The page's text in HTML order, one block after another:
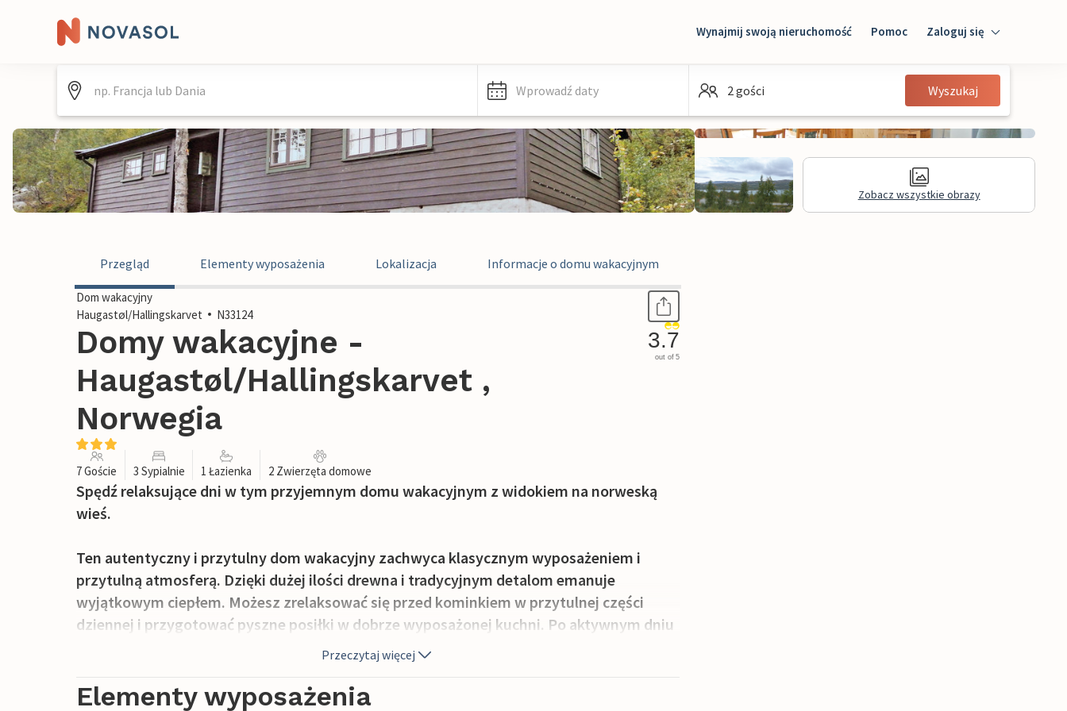
Wynajmij swoją nieruchomość Pomoc Zaloguj się
Zaloguj się
Gość
Wprowadź daty 2 gości Wyszukaj
Zobacz wszystkie obrazy
Przegląd Elementy wyposażenia Lokalizacja Informacje o domu wakacyjnym
Dom wakacyjny
Haugastøl/Hallingskarvet
N33124
Domy wakacyjne -
Haugastøl/Hallingskarvet ,
Norwegia
3.7
out of 5
7 Goście 3 Sypialnie 1 Łazienka 2 Zwierzęta domowe
Spędź relaksujące dni w tym przyjemnym domu wakacyjnym z widokiem na norweską
wieś.
Ten autentyczny i przytulny dom wakacyjny zachwyca klasycznym wyposażeniem i
przytulną atmosferą. Dzięki dużej ilości drewna i tradycyjnym detalom emanuje
wyjątkowym ciepłem. Możesz zrelaksować się przed kominkiem w przytulnej części
dziennej i przygotować pyszne posiłki w dobrze wyposażonej kuchni. Po aktywnym dniu
przytulne meble zapraszają do zakończenia wieczoru w ciszy i spokoju.
Okolice Hallingskarvet i Hardangervidda oferują zapierające dech w piersiach tło do
Przeczytaj więcej
Elementy wyposażenia